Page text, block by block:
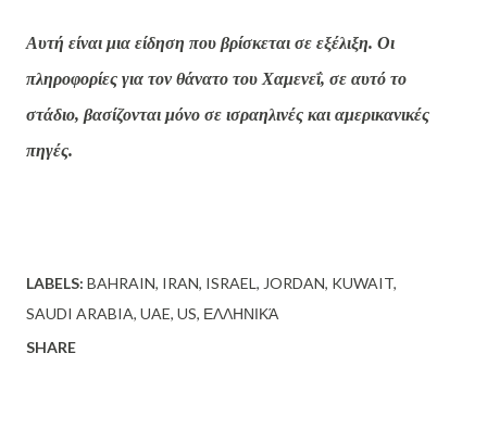
Αυτή είναι μια είδηση που βρίσκεται σε εξέλιξη. Οι
πληροφορίες για τον θάνατο του Χαμενεΐ, σε αυτό το
στάδιο, βασίζονται μόνο σε ισραηλινές και αμερικανικές
πηγές.
LABELS: BAHRAIN IRAN ISRAEL JORDAN KUWAIT
SAUDI ARABIA UAE US ΕΛΛΗΝΙΚΆ
SHARE